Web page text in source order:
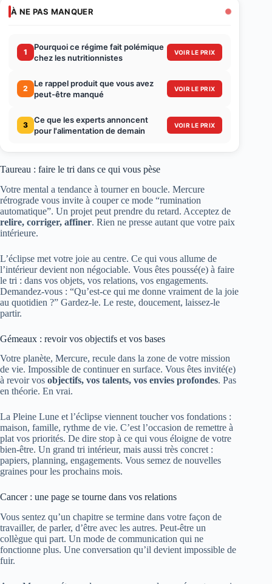
À NE PAS MANQUER
1
Pourquoi ce régime fait polémique
chez les nutritionnistes
VOIR LE PRIX
2
Le rappel produit que vous avez
peut-être manqué
VOIR LE PRIX
3
Ce que les experts annoncent
pour l'alimentation de demain
VOIR LE PRIX
Taureau : faire le tri dans ce qui vous pèse
Votre mental a tendance à tourner en boucle. Mercure
rétrograde vous invite à couper ce mode “rumination
automatique”. Un projet peut prendre du retard. Acceptez de
relire, corriger, affiner. Rien ne presse autant que votre paix
intérieure.
L’éclipse met votre joie au centre. Ce qui vous allume de
l’intérieur devient non négociable. Vous êtes poussé(e) à faire
le tri : dans vos objets, vos relations, vos engagements.
Demandez-vous : “Qu’est-ce qui me donne vraiment de la joie
au quotidien ?” Gardez-le. Le reste, doucement, laissez-le
partir.
Gémeaux : revoir vos objectifs et vos bases
Votre planète, Mercure, recule dans la zone de votre mission
de vie. Impossible de continuer en surface. Vous êtes invité(e)
à revoir vos objectifs, vos talents, vos envies profondes. Pas
en théorie. En vrai.
La Pleine Lune et l’éclipse viennent toucher vos fondations :
maison, famille, rythme de vie. C’est l’occasion de remettre à
plat vos priorités. De dire stop à ce qui vous éloigne de votre
bien-être. Un grand tri intérieur, mais aussi très concret :
papiers, planning, engagements. Vous semez de nouvelles
graines pour les prochains mois.
Cancer : une page se tourne dans vos relations
Vous sentez qu’un chapitre se termine dans votre façon de
travailler, de parler, d’être avec les autres. Peut-être un
collègue qui part. Un mode de communication qui ne
fonctionne plus. Une conversation qu’il devient impossible de
fuir.